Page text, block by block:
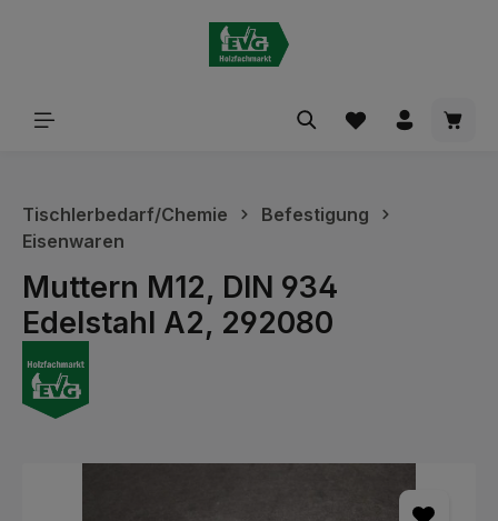
Tischlerbedarf/Chemie
Befestigung
Eisenwaren
Muttern M12, DIN 934
Edelstahl A2, 292080